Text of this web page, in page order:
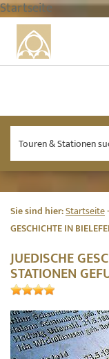
Startseite
Sie sind hier:Startseite
GESCHICHTE IN
JUEDISCHE
STATIONEN